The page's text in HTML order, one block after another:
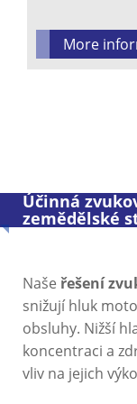
More
Účinná
zemědělské
Naše řešení
snižují hluk
obsluhy. Nižší
koncentraci a
vliv na jejich